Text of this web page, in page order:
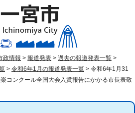
政情報 > 報道発表 > 過去の報道発表一覧 >
> 令和6年1月の報道発表一覧 > 令和6年1月31
コンクール全国大会入賞報告にかかる市長表敬